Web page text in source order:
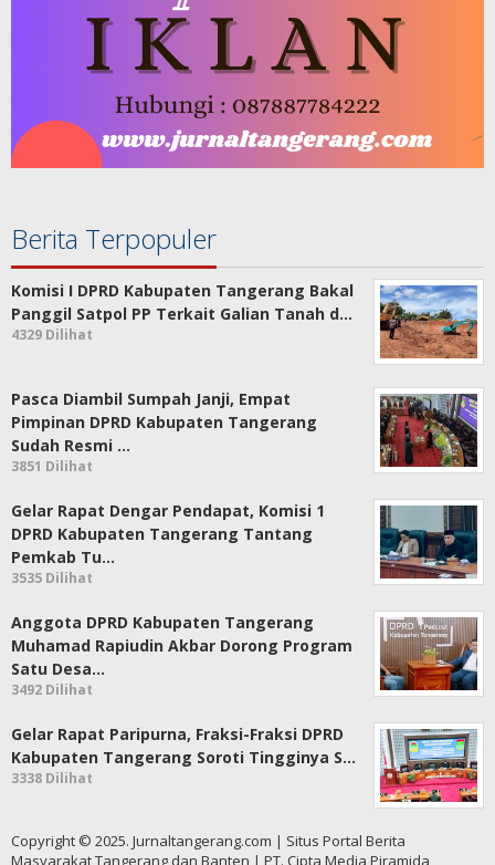
Berita Terpopuler
Komisi I DPRD Kabupaten Tangerang Bakal
Panggil Satpol PP Terkait Galian Tanah d…
4329 Dilihat
Pasca Diambil Sumpah Janji, Empat
Pimpinan DPRD Kabupaten Tangerang
Sudah Resmi …
3851 Dilihat
Gelar Rapat Dengar Pendapat, Komisi 1
DPRD Kabupaten Tangerang Tantang
Pemkab Tu…
3535 Dilihat
Anggota DPRD Kabupaten Tangerang
Muhamad Rapiudin Akbar Dorong Program
Satu Desa…
3492 Dilihat
Gelar Rapat Paripurna, Fraksi-Fraksi DPRD
Kabupaten Tangerang Soroti Tingginya S…
3338 Dilihat
Copyright © 2025. Jurnaltangerang.com | Situs Portal Berita
Masyarakat Tangerang dan Banten | PT. Cipta Media Piramida